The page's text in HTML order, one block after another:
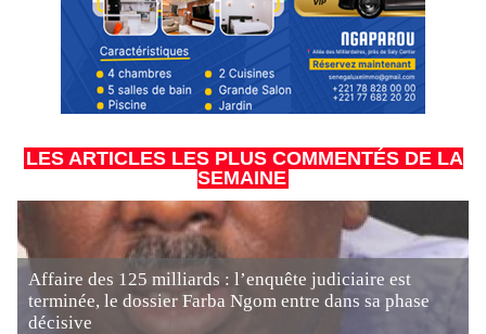
LES ARTICLES LES PLUS COMMENTÉS DE LA
SEMAINE
Affaire des 125 milliards : l’enquête judiciaire est
terminée, le dossier Farba Ngom entre dans sa phase
décisive